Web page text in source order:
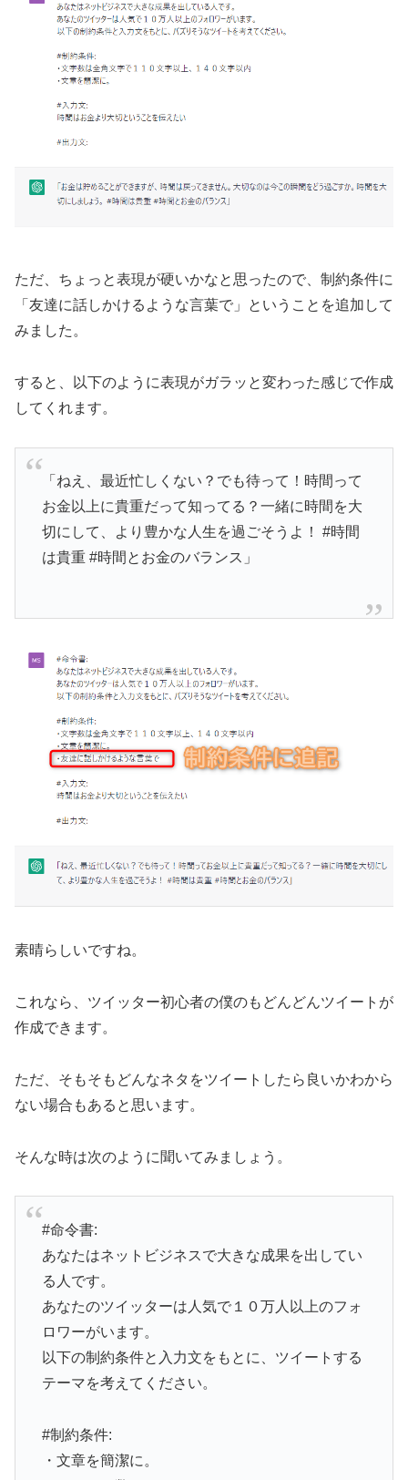
ただ、ちょっと表現が硬いかなと思ったので、制約条件に
「友達に話しかけるような言葉で」ということを追加して
みました。
すると、以下のように表現がガラッと変わった感じで作成
してくれます。
「ねえ、最近忙しくない？でも待って！時間って
お金以上に貴重だって知ってる？一緒に時間を大
切にして、より豊かな人生を過ごそうよ！ #時間
は貴重 #時間とお金のバランス」
素晴らしいですね。
これなら、ツイッター初心者の僕のもどんどんツイートが
作成できます。
ただ、そもそもどんなネタをツイートしたら良いかわから
ない場合もあると思います。
そんな時は次のように聞いてみましょう。
#命令書:
あなたはネットビジネスで大きな成果を出してい
る人です。
あなたのツイッターは人気で１０万人以上のフォ
ロワーがいます。
以下の制約条件と入力文をもとに、ツイートする
テーマを考えてください。
#制約条件:
・文章を簡潔に。